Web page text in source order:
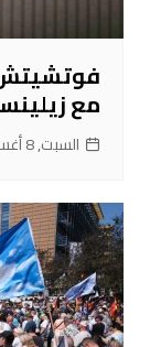
مع
السبت, 8 أغسطس 2026, 16:54